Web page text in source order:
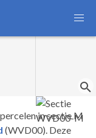
in sectie M
(WVD00). Deze